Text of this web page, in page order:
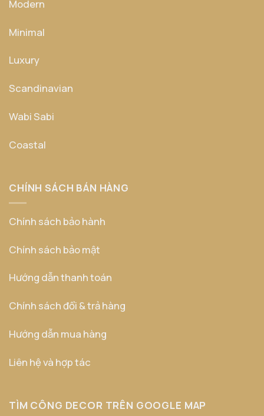
Modern
Minimal
Luxury
Scandinavian
Wabi Sabi
Coastal
CHÍNH SÁCH BÁN HÀNG
Chính sách bảo hành
Chính sách bảo mật
Hướng dẫn thanh toán
Chính sách đổi & trả hàng
Hướng dẫn mua hàng
Liên hệ và hợp tác
TÌM CÔNG DECOR TRÊN GOOGLE MAP